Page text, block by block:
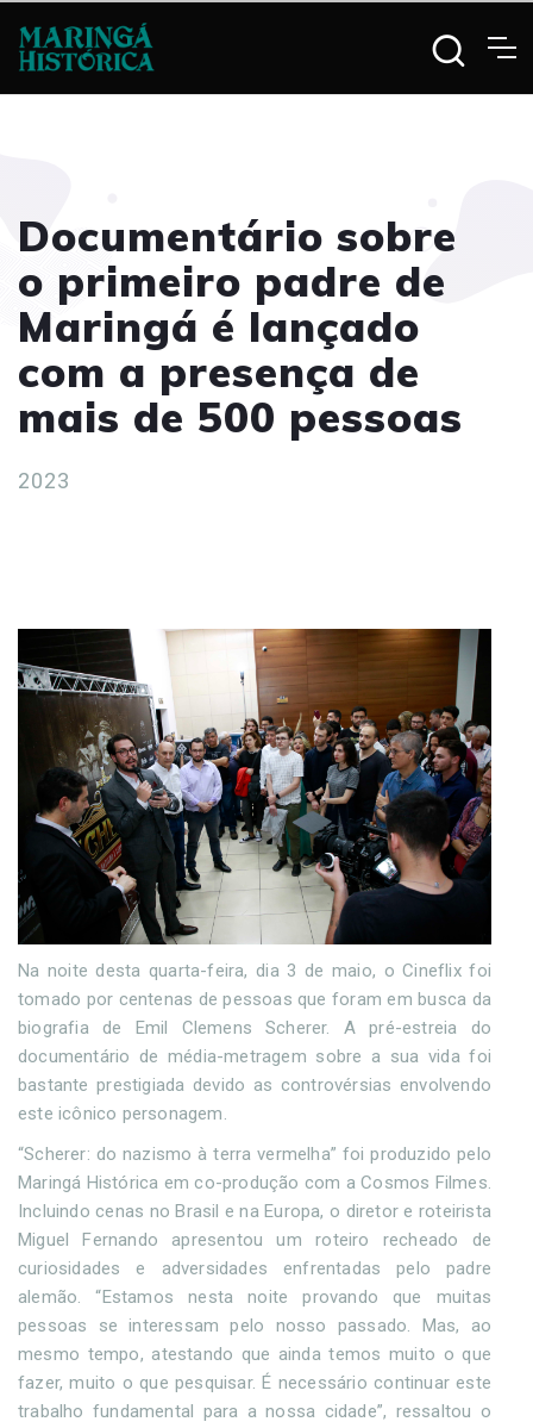
Documentário sobre
o primeiro padre de
Maringá é lançado
com a presença de
mais de 500 pessoas
2023
Na noite desta quarta-feira, dia 3 de maio, o Cineflix foi
tomado por centenas de pessoas que foram em busca da
biografia de Emil Clemens Scherer. A pré-estreia do
documentário de média-metragem sobre a sua vida foi
bastante prestigiada devido as controvérsias envolvendo
este icônico personagem.
“Scherer: do nazismo à terra vermelha” foi produzido pelo
Maringá Histórica em co-produção com a Cosmos Filmes.
Incluindo cenas no Brasil e na Europa, o diretor e roteirista
Miguel Fernando apresentou um roteiro recheado de
curiosidades e adversidades enfrentadas pelo padre
alemão. “Estamos nesta noite provando que muitas
pessoas se interessam pelo nosso passado. Mas, ao
mesmo tempo, atestando que ainda temos muito o que
fazer, muito o que pesquisar. É necessário continuar este
trabalho fundamental para a nossa cidade”, ressaltou o